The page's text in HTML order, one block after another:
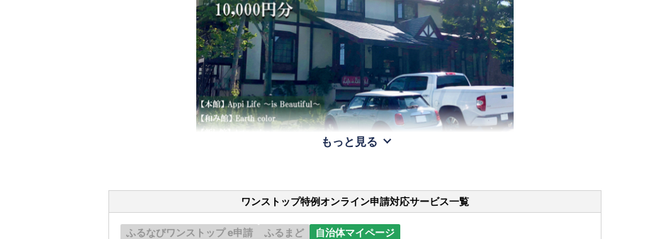
もっと見る
ワンストップ特例オンライン申請対応サービス一覧
ふるなびワンストップ e申請 ふるまど 自治体マイページ